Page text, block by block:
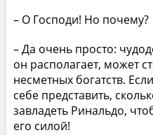
– О Господи! Но почему?
– Да очень просто:
он располагает, может
несметных богатств.
себе представить,
завладеть Ринальдо,
его силой!